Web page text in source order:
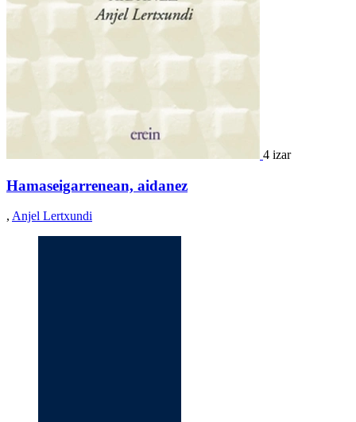
4 izar
Hamaseigarrenean, aidanez
, Anjel Lertxundi